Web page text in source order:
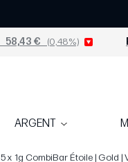
58,43 € (0,48%)
ARGENT
5 x 1g CombiBar Étoile | Gold |